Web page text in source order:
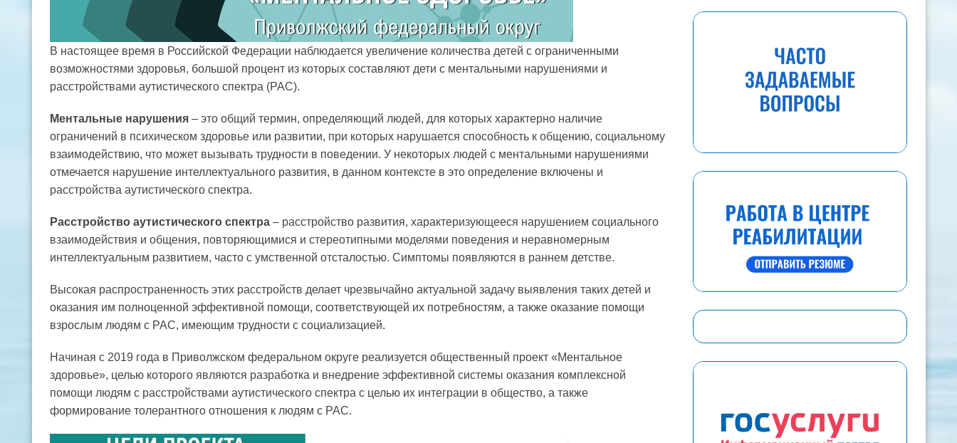
В настоящее время в Российской Федерации наблюдается увеличение количества детей с ограниченными
возможностями здоровья, большой процент из которых составляют дети с ментальными нарушениями и
расстройствами аутистического спектра (РАС).
Ментальные нарушения– это общий термин, определяющий людей, для которых характерно наличие
ограничений в психическом здоровье или развитии, при которых нарушается способность к общению, социальному
взаимодействию, что может вызывать трудности в поведении. У некоторых людей с ментальными нарушениями
отмечается нарушение интеллектуального развития, в данном контексте в это определение включены и
расстройства аутистического спектра.
Расстройство аутистического спектра – расстройство развития, характеризующееся нарушением социального
взаимодействия и общения, повторяющимися и стереотипными моделями поведения и неравномерным
интеллектуальным развитием, часто с умственной отсталостью. Симптомы появляются в раннем детстве.
Высокая распространенность этих расстройств делает чрезвычайно актуальной задачу выявления таких детей и
оказания им полноценной эффективной помощи, соответствующей их потребностям, а также оказание помощи
взрослым людям с РАС, имеющим трудности с социализацией.
Начиная с 2019 года в Приволжском федеральном округе реализуется общественный проект «Ментальное
здоровье», целью которого являются разработка и внедрение эффективной системы оказания комплексной
помощи людям с расстройствами аутистического спектра с целью их интеграции в общество, а также
формирование толерантного отношения к людям с РАС.